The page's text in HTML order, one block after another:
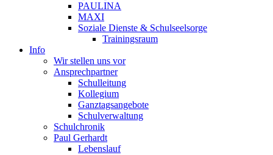
PAULINA
MAXI
Soziale Dienste & Schulseelsorge
Trainingsraum
Info
Wir stellen uns vor
Ansprechpartner
Schulleitung
Kollegium
Ganztagsangebote
Schulverwaltung
Schulchronik
Paul Gerhardt
Lebenslauf